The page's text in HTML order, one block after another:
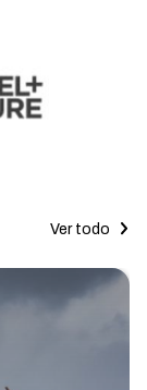
Ver todo